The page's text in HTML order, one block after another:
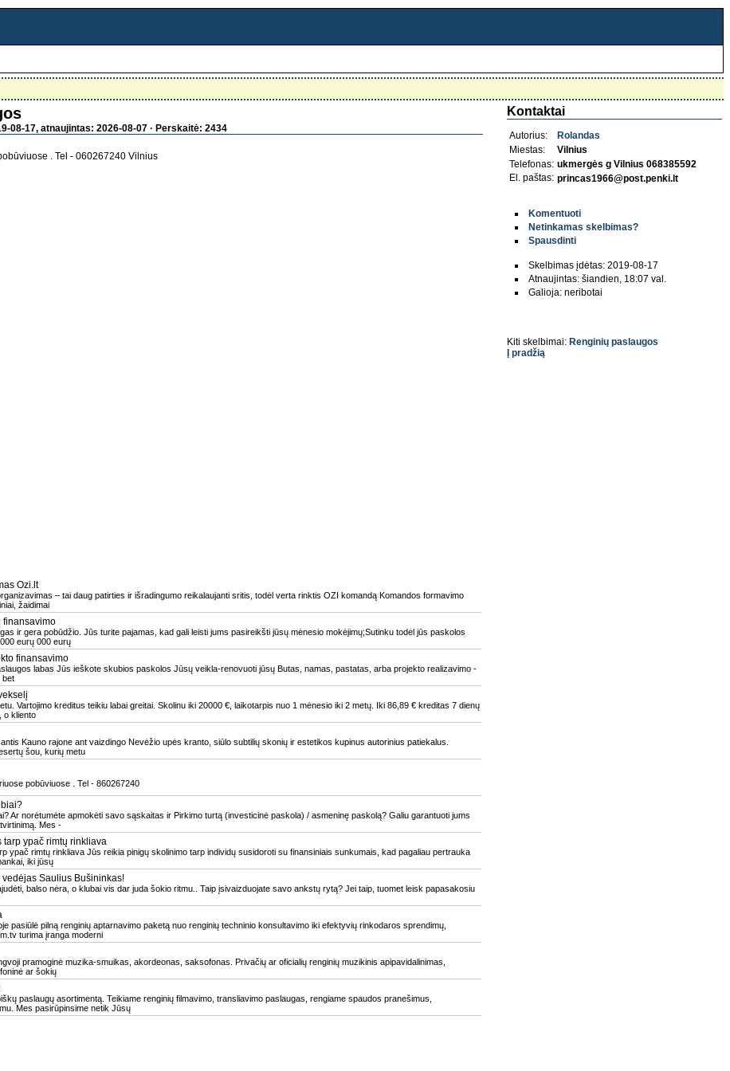
08-17, atnaujintas: 2026-08-07 · Perskaitė: 2434
. Tel - 060267240 Vilnius
Ozi.lt
– tai daug patirties ir išradingumo reikalaujanti sritis, todėl verta rinktis OZI komandą Komandos formavimo
žaidimai
finansavimo
ir gera pobūdžio. Jūs turite pajamas, kad gali leisti jums pasireikšti jūsų mėnesio mokėjimų;Sutinku todėl jūs paskolos
eurų 000 eurų
finansavimo
labas Jūs ieškote skubios paskolos Jūsų veikla-renovuoti jūsų Butas, namas, pastatas, arba projekto realizavimo -
bet
Vartojimo kreditus teikiu labai greitai. Skolinu iki 20000 €, laikotarpis nuo 1 mėnesio iki 2 metų. Iki 86,89 € kreditas 7 dienų
o kliento
Kauno rajone ant vaizdingo Nevėžio upės kranto, siūlo subtilių skonių ir estetikos kupinus autorinius patiekalus.
šou, kurių metu
pobūviuose . Tel - 860267240
Ar norėtumėte apmokėti savo sąskaitas ir Pirkimo turtą (investicinė paskola) / asmeninę paskolą? Galiu garantuoti jums
Mes -
tarp ypač rimtų rinkliava
ypač rimtų rinkliava Jūs reikia pinigų skolinimo tarp individų susidoroti su finansiniais sunkumais, kad pagaliau pertrauka
iki jūsų
vedėjas Saulius Bušininkas!
balso nėra, o klubai vis dar juda šokio ritmu.. Taip įsivaizduojate savo ankstų rytą? Jei taip, tuomet leisk papasakosiu
pasiūlė pilną renginių aptarnavimo paketą nuo renginių techninio konsultavimo iki efektyvių rinkodaros sprendimų,
turima įranga moderni
pramoginė muzika-smuikas, akordeonas, saksofonas. Privačių ar oficialių renginių muzikinis apipavidalinimas,
ar šokių
paslaugų asortimentą. Teikiame renginių filmavimo, transliavimo paslaugas, rengiame spaudos pranešimus,
Mes pasirūpinsime netik Jūsų
Kontaktai
Autorius:
Rolandas
Miestas:
Vilnius
Telefonas: ukmergės g Vilnius 068385592
El. paštas: princas1966@post.penki.lt
Komentuoti
Netinkamas skelbimas?
Spausdinti
Skelbimas įdėtas: 2019-08-17
Atnaujintas: šiandien, 18:07 val.
Galioja: neribotai
Kiti skelbimai: Renginių paslaugos
Į pradžią